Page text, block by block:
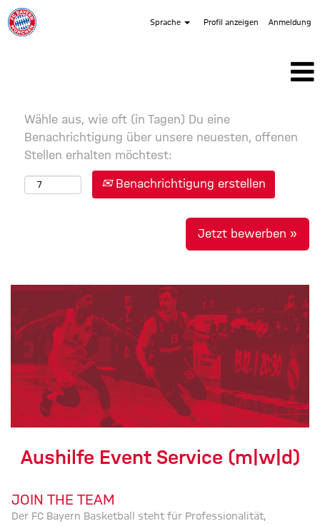
Sprache Profil anzeigen Anmeldung
Wähle aus, wie oft (in Tagen) Du eine
Benachrichtigung über unsere neuesten, offenen
Stellen erhalten möchtest:
Benachrichtigung erstellen
Jetzt bewerben »
Aushilfe Event Service (m|w|d)
JOIN THE TEAM
Der FC Bayern Basketball steht für Professionalität,